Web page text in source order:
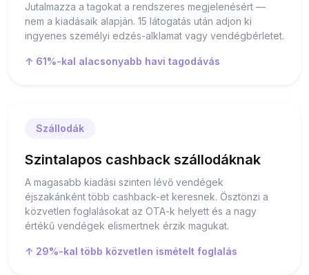
Jutalmazza a tagokat a rendszeres megjelenésért —
nem a kiadásaik alapján. 15 látogatás után adjon ki
ingyenes személyi edzés-alklamat vagy vendégbérletet.
↑ 61%-kal alacsonyabb havi tagodávás
Szállodák
Szintalapos cashback szállodáknak
A magasabb kiadási szinten lévő vendégek
éjszakánként több cashback-et keresnek. Ösztönzi a
közvetlen foglalásokat az OTA-k helyett és a nagy
értékű vendégek elismertnek érzik magukat.
↑ 29%-kal több közvetlen ismételt foglalás